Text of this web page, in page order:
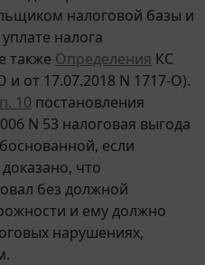
налоговой базы и
налога
также Определения КС
и от 17.07.2018 N 1717-О).
п. 10 постановления
N 53 налоговая выгода
если
что
без должной
и ему должно
нарушениях,